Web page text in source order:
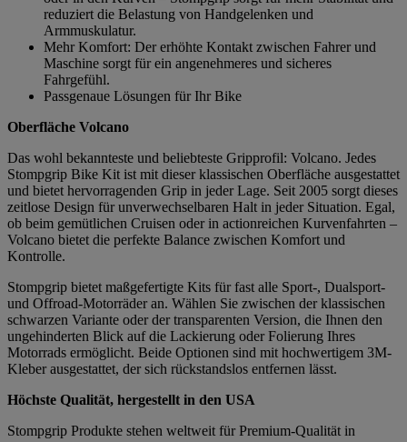
reduziert die Belastung von Handgelenken und
Armmuskulatur.
Mehr Komfort: Der erhöhte Kontakt zwischen Fahrer und
Maschine sorgt für ein angenehmeres und sicheres
Fahrgefühl.
Passgenaue Lösungen für Ihr Bike
Oberfläche Volcano
Das wohl bekannteste und beliebteste Gripprofil: Volcano. Jedes
Stompgrip Bike Kit ist mit dieser klassischen Oberfläche ausgestattet
und bietet hervorragenden Grip in jeder Lage. Seit 2005 sorgt dieses
zeitlose Design für unverwechselbaren Halt in jeder Situation. Egal,
ob beim gemütlichen Cruisen oder in actionreichen Kurvenfahrten –
Volcano bietet die perfekte Balance zwischen Komfort und
Kontrolle.
Stompgrip bietet maßgefertigte Kits für fast alle Sport-, Dualsport-
und Offroad-Motorräder an. Wählen Sie zwischen der klassischen
schwarzen Variante oder der transparenten Version, die Ihnen den
ungehinderten Blick auf die Lackierung oder Folierung Ihres
Motorrads ermöglicht. Beide Optionen sind mit hochwertigem 3M-
Kleber ausgestattet, der sich rückstandslos entfernen lässt.
Höchste Qualität, hergestellt in den USA
Stompgrip Produkte stehen weltweit für Premium-Qualität in